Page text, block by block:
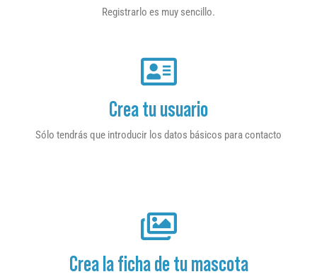
Registrarlo es muy sencillo.
Crea tu usuario
Sólo tendrás que introducir los datos básicos para contacto
Crea la ficha de tu mascota